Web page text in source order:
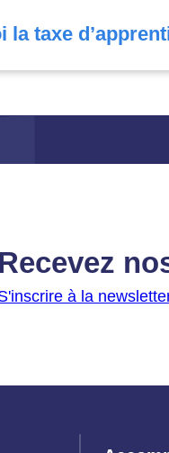
la taxe
Recevez
à la